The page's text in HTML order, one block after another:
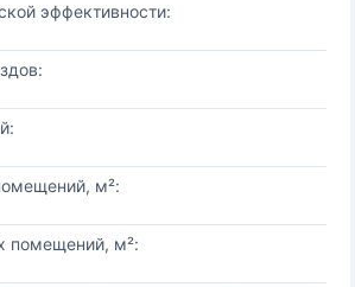
эффективности:
м²:
помещений, м²: